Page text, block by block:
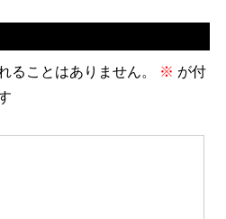
ることはありません。 ※ が付